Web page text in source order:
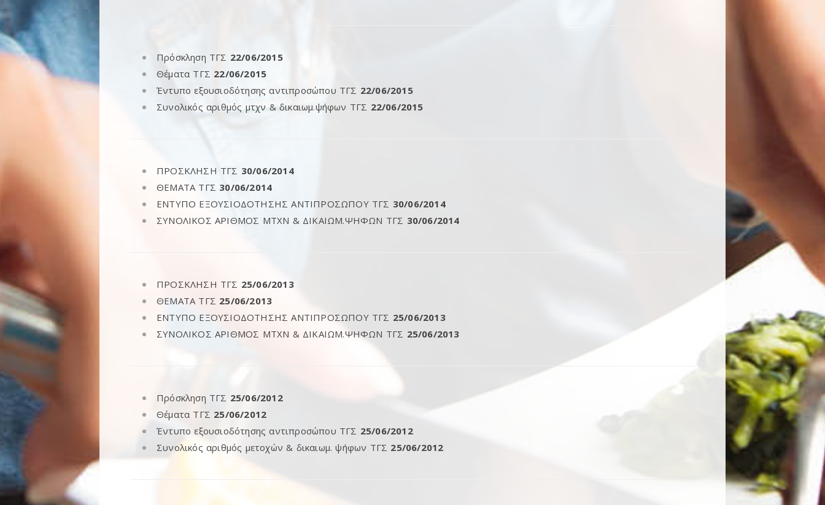
Πρόσκληση ΤΓΣ 22/06/2015
Θέματα ΤΓΣ 22/06/2015
Έντυπο εξουσιοδότησης αντιπροσώπου ΤΓΣ 22/06/2015
Συνολικός αριθμός μτχν & δικαιωμ.ψήφων ΤΓΣ 22/06/2015
ΠΡΟΣΚΛΗΣΗ ΤΓΣ 30/06/2014
ΘΕΜΑΤΑ ΤΓΣ 30/06/2014
ΕΝΤΥΠΟ ΕΞΟΥΣΙΟΔΟΤΗΣΗΣ ΑΝΤΙΠΡΟΣΩΠΟΥ ΤΓΣ 30/06/2014
ΣΥΝΟΛΙΚΟΣ ΑΡΙΘΜΟΣ ΜΤΧΝ & ΔΙΚΑΙΩΜ.ΨΗΦΩΝ ΤΓΣ 30/06/2014
ΠΡΟΣΚΛΗΣΗ ΤΓΣ 25/06/2013
ΘΕΜΑΤΑ ΤΓΣ 25/06/2013
ΕΝΤΥΠΟ ΕΞΟΥΣΙΟΔΟΤΗΣΗΣ ΑΝΤΙΠΡΟΣΩΠΟΥ ΤΓΣ 25/06/2013
ΣΥΝΟΛΙΚΟΣ ΑΡΙΘΜΟΣ ΜΤΧΝ & ΔΙΚΑΙΩΜ.ΨΗΦΩΝ ΤΓΣ 25/06/2013
Πρόσκληση ΤΓΣ 25/06/2012
Θέματα ΤΓΣ 25/06/2012
Έντυπο εξουσιοδότησης αντιπροσώπου ΤΓΣ 25/06/2012
Συνολικός αριθμός μετοχών & δικαιωμ. ψήφων ΤΓΣ 25/06/2012